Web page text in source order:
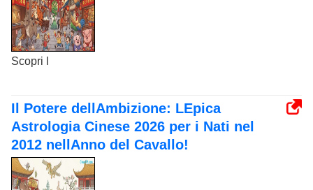
Scopri l
Il Potere dellAmbizione: LEpica
Astrologia Cinese 2026 per i Nati nel
2012 nellAnno del Cavallo!